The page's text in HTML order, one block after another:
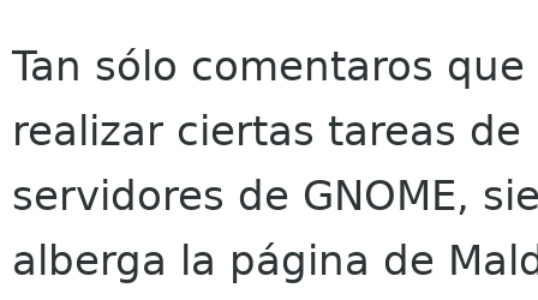
Tan sólo comentaros
realizar ciertas tareas
servidores de GNOME,
alberga la página de